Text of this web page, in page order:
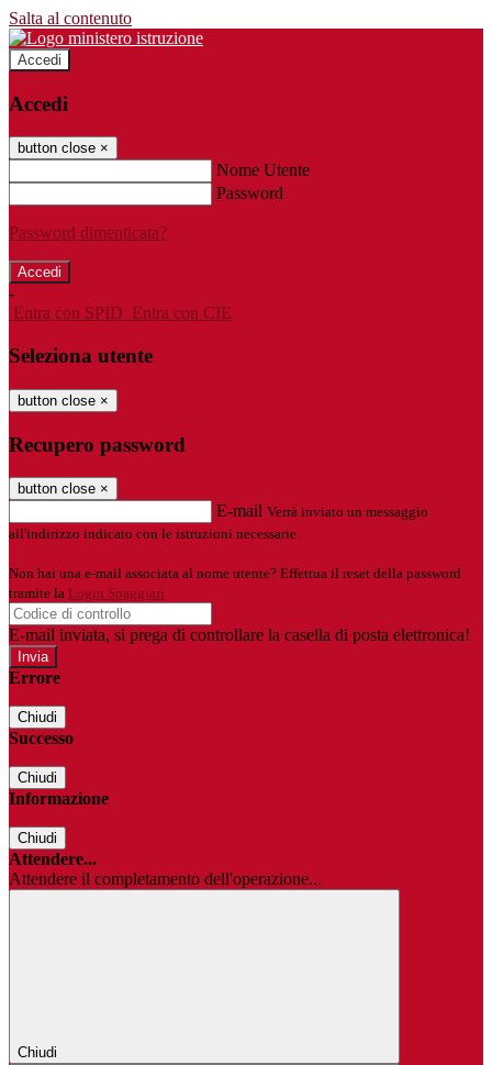
Salta al contenuto
Accedi
Accedi
button close ×
Nome Utente
Password
Password dimenticata?
-
Entra con SPID Entra con CIE
Seleziona utente
button close ×
Recupero password
button close ×
E-mail Verrà inviato un messaggio
all'indirizzo indicato con le istruzioni necessarie.
Non hai una e-mail associata al nome utente? Effettua il reset della password
tramite la Login Spaggiari
E-mail inviata, si prega di controllare la casella di posta elettronica!
Errore
Chiudi
Successo
Chiudi
Informazione
Chiudi
Attendere...
Attendere il completamento dell'operazione...
Chiudi